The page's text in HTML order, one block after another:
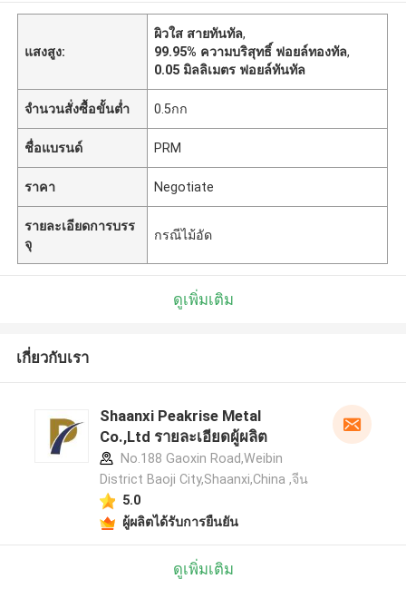
แสงสูง:
ผิวใส สายทันทัล,
99.95% ความบริสุทธิ์ ฟอยล์ทองทัล,
0.05 มิลลิเมตร ฟอยล์ทันทัล
จำนวนสั่งซื้อขั้นต่ำ 0.5กก
ชื่อแบรนด์ PRM
ราคา Negotiate
รายละเอียดการบรร
จุ
กรณีไม้อัด
ดูเพิ่มเติม
เกี่ยวกับเรา
Shaanxi Peakrise Metal
Co.,Ltd รายละเอียดผู้ผลิต
No.188 Gaoxin Road,Weibin
District Baoji City,Shaanxi,China ,จีน
5.0
ผู้ผลิตได้รับการยืนยัน
ดูเพิ่มเติม